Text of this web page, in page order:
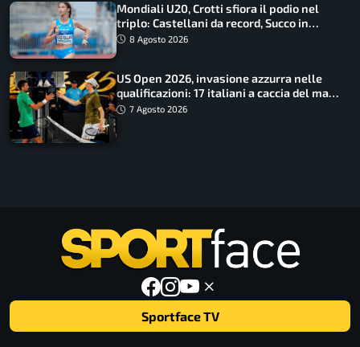
Mondiali U20, Crotti sfiora il podio nel
triplo: Castellani da record, Succo in
finale
8 Agosto 2026
US Open 2026, invasione azzurra nelle
qualificazioni: 17 italiani a caccia del main
draw7 Agosto 2026
Sportface TV